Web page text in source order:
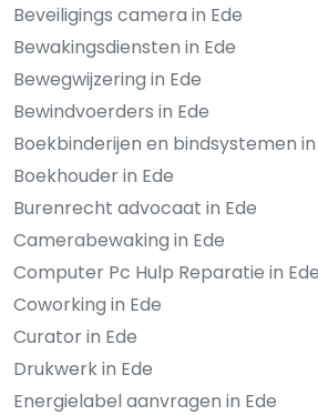
Beveiligings camera in Ede
Bewakingsdiensten in Ede
Bewegwijzering in Ede
Bewindvoerders in Ede
Boekbinderijen en bindsystemen in
Boekhouder in Ede
Burenrecht advocaat in Ede
Camerabewaking in Ede
Computer Pc Hulp Reparatie in Ede
Coworking in Ede
Curator in Ede
Drukwerk in Ede
Energielabel aanvragen in Ede